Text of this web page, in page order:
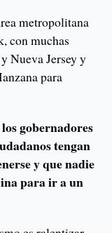
metropolitana
con muchas
Nueva Jersey y
para
gobernadores
tengan
y que nadie
para ir a un